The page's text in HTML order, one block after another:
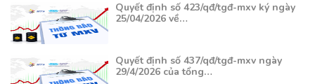
Quyết định số 423/qđ/tgđ-mxv ký ngày
25/04/2026 về…
Quyết định số 437/qđ/tgđ-mxv ngày
29/4/2026 của tổng…